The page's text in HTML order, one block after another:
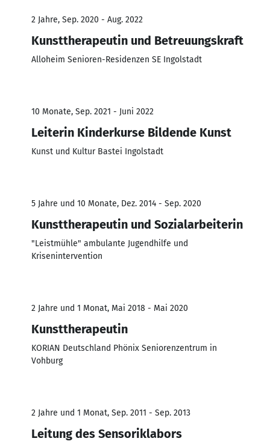
2 Jahre, Sep. 2020 - Aug. 2022
Kunsttherapeutin und Betreuungskraft
Alloheim Senioren-Residenzen SE Ingolstadt
10 Monate, Sep. 2021 - Juni 2022
Leiterin Kinderkurse Bildende Kunst
Kunst und Kultur Bastei Ingolstadt
5 Jahre und 10 Monate, Dez. 2014 - Sep. 2020
Kunsttherapeutin und Sozialarbeiterin
"Leistmühle" ambulante Jugendhilfe und
Krisenintervention
2 Jahre und 1 Monat, Mai 2018 - Mai 2020
Kunsttherapeutin
KORIAN Deutschland Phönix Seniorenzentrum in
Vohburg
2 Jahre und 1 Monat, Sep. 2011 - Sep. 2013
Leitung des Sensoriklabors